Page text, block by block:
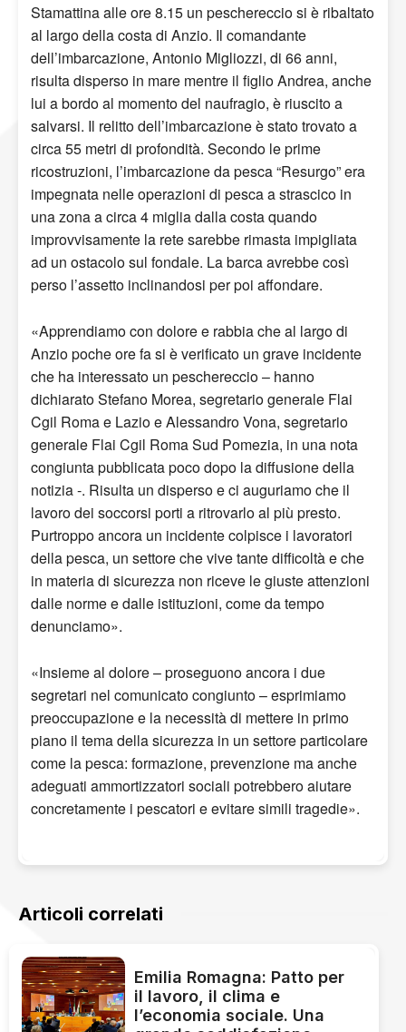
Stamattina alle ore 8.15 un peschereccio si è ribaltato
al largo della costa di Anzio. Il comandante
dell’imbarcazione, Antonio Migliozzi, di 66 anni,
risulta disperso in mare mentre il figlio Andrea, anche
lui a bordo al momento del naufragio, è riuscito a
salvarsi. Il relitto dell’imbarcazione è stato trovato a
circa 55 metri di profondità. Secondo le prime
ricostruzioni, l’imbarcazione da pesca “Resurgo” era
impegnata nelle operazioni di pesca a strascico in
una zona a circa 4 miglia dalla costa quando
improvvisamente la rete sarebbe rimasta impigliata
ad un ostacolo sul fondale. La barca avrebbe così
perso l’assetto inclinandosi per poi affondare.
«Apprendiamo con dolore e rabbia che al largo di
Anzio poche ore fa si è verificato un grave incidente
che ha interessato un peschereccio – hanno
dichiarato Stefano Morea, segretario generale Flai
Cgil Roma e Lazio e Alessandro Vona, segretario
generale Flai Cgil Roma Sud Pomezia, in una nota
congiunta pubblicata poco dopo la diffusione della
notizia -. Risulta un disperso e ci auguriamo che il
lavoro dei soccorsi porti a ritrovarlo al più presto.
Purtroppo ancora un incidente colpisce i lavoratori
della pesca, un settore che vive tante difficoltà e che
in materia di sicurezza non riceve le giuste attenzioni
dalle norme e dalle istituzioni, come da tempo
denunciamo».
«Insieme al dolore – proseguono ancora i due
segretari nel comunicato congiunto – esprimiamo
preoccupazione e la necessità di mettere in primo
piano il tema della sicurezza in un settore particolare
come la pesca: formazione, prevenzione ma anche
adeguati ammortizzatori sociali potrebbero aiutare
concretamente i pescatori e evitare simili tragedie».
Articoli correlati
Emilia Romagna: Patto per
il lavoro, il clima e
l’economia sociale. Una